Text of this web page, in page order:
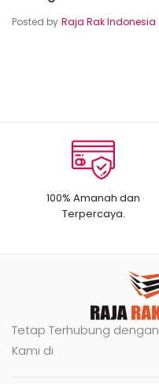
Posted by Raja Rak Indonesia
100% Amanah dan
Terpercaya.
Tetap Terhubung dengan
Kami di